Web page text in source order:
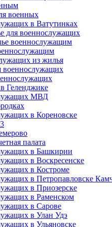
военных
в Ватутинках
для военнослужащих
военнослужащим
из жилья
военнослужащих
Геленджике
МВД
в Кореновске
палата
в Башкирии
в Воскресенске
в Костроме
в Петропавловске
в Приозерске
в Раменском
в Сарове
в Улан Удэ
в Ульяновске